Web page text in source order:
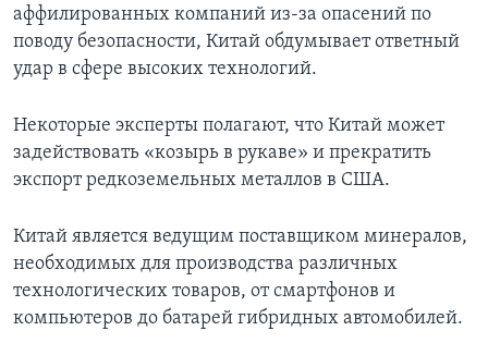
аффилированных компаний из-за опасений по
поводу безопасности, Китай обдумывает ответный
удар в сфере высоких технологий.
Некоторые эксперты полагают, что Китай может
задействовать «козырь в рукаве» и прекратить
экспорт редкоземельных металлов в США.
Китай является ведущим поставщиком минералов,
необходимых для производства различных
технологических товаров, от смартфонов и
компьютеров до батарей гибридных автомобилей.